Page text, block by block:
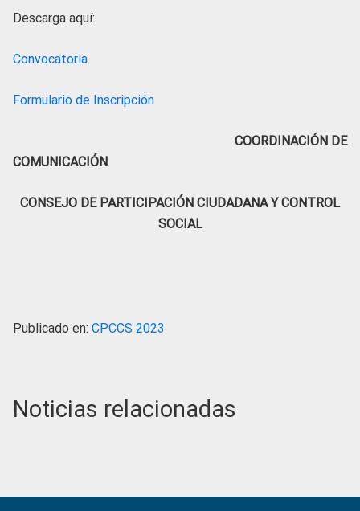
Descarga aquí:
Convocatoria
Formulario de Inscripción
COORDINACIÓN DE
COMUNICACIÓN
CONSEJO DE PARTICIPACIÓN CIUDADANA Y CONTROL
SOCIAL
Publicado en: CPCCS 2023
Noticias relacionadas